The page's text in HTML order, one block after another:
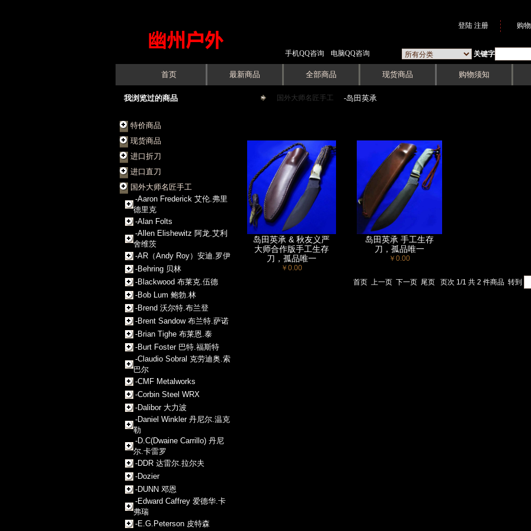
登陆 注册 购
手机QQ咨询 电脑QQ咨询 关键字
首页 最新商品 全部商品 现货商品 购物须知
我浏览过的商品
特价商品
现货商品
进口折刀
进口直刀
国外大师名匠手工
-Aaron Frederick 艾伦.弗里
德里克
-Alan Folts
-Allen Elishewitz 阿龙.艾利
舍维茨
-AR（Andy Roy）安迪.罗伊
-Behring 贝林
-Blackwood 布莱克.伍德
-Bob Lum 鲍勃.林
-Brend 沃尔特.布兰登
-Brent Sandow 布兰特.萨诺
-Brian Tighe 布莱恩.泰
-Burt Foster 巴特.福斯特
-Claudio Sobral 克劳迪奥.索
巴尔
-CMF Metalworks
-Corbin Steel WRX
-Dalibor 大力波
-Daniel Winkler 丹尼尔.温克
勒
-D.C(Dwaine Carrillo) 丹尼
尔.卡雷罗
-DDR 达雷尔.拉尔夫
-Dozier
-DUNN 邓恩
-Edward Caffrey 爱德华.卡
弗瑞
-E.G.Peterson 皮特森
国外大师名匠手工 -岛田英承
岛田英承 & 秋友义严
大师合作版手工生存
刀，孤品唯一
￥0.00
岛田英承 手工生存
刀，孤品唯一
￥0.00
首页 上一页 下一页 尾页 页次 1/1 共 2 件商品 转到